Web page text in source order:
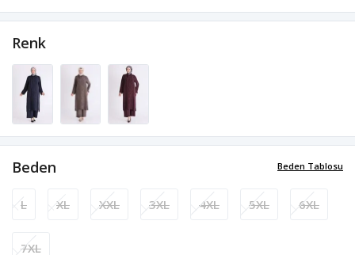
Renk
Beden Tablosu
Beden
L XL XXL 3XL 4XL 5XL 6XL
7XL